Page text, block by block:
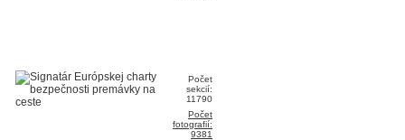
Počet
sekcií:
11790
Počet
fotografií:
9381